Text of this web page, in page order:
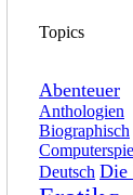
Topics
Abenteuer
Anthologien
Biographisch
Deutsch Die